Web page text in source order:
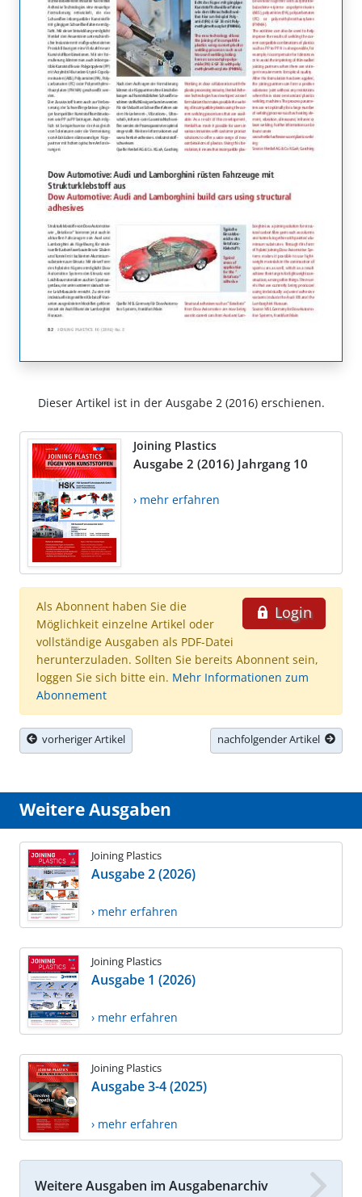
Dieser Artikel ist in der Ausgabe 2 (2016) erschienen.
Joining Plastics
Ausgabe 2 (2016) Jahrgang 10
› mehr erfahren
Login
Als Abonnent haben Sie die
Möglichkeit einzelne Artikel oder
vollständige Ausgaben als PDF-Datei
herunterzuladen. Sollten Sie bereits Abonnent sein,
loggen Sie sich bitte ein. Mehr Informationen zum
Abonnement
vorheriger Artikel nachfolgender Artikel
Weitere Ausgaben
Joining Plastics
Ausgabe 2 (2026)
› mehr erfahren
Joining Plastics
Ausgabe 1 (2026)
› mehr erfahren
Joining Plastics
Ausgabe 3-4 (2025)
› mehr erfahren
Weitere Ausgaben im Ausgabenarchiv